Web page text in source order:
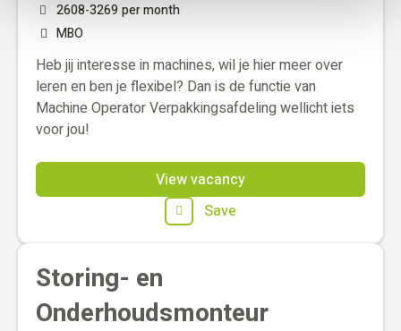
2608-3269per month
MBO
Heb jij interesse in machines, wil je hier meer over
leren en ben je flexibel? Dan is de functie van
Machine Operator Verpakkingsafdeling wellicht iets
voor jou!
View vacancy
Save
Storing- en
Onderhoudsmonteur